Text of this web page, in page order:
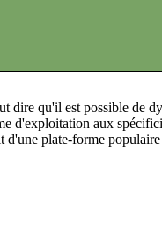
dire qu'il est possible de
d'exploitation aux
plate-forme